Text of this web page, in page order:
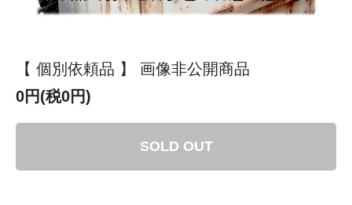
【 個別依頼品 】 画像非公開商品
0円(税0円)
SOLD OUT